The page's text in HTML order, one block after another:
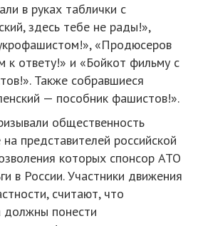
в руках таблички с
здесь тебе не рады!»,
«Продюсеров
к ответу!» и «Бойкот фильму с
Также собравшиеся
— пособник фашистов!».
общественность
представителей российской
которых спонсор АТО
в России. Участники движения
считают, что
понести